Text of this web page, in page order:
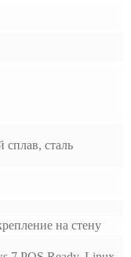
сталь
на стену